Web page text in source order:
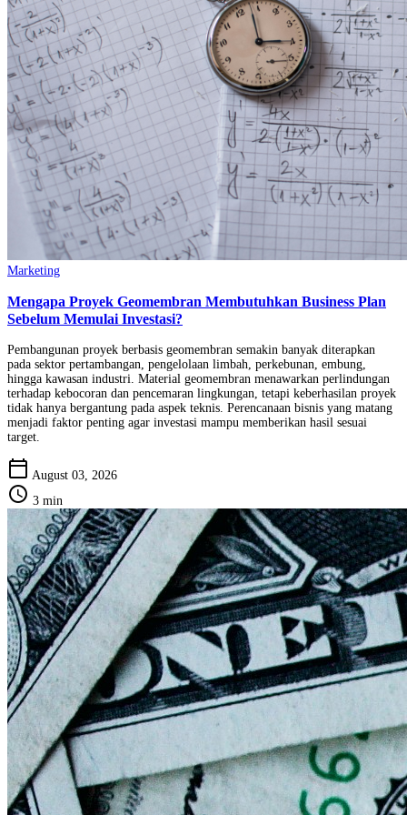
Marketing
Mengapa Proyek Geomembran Membutuhkan Business Plan
Sebelum Memulai Investasi?
Pembangunan proyek berbasis geomembran semakin banyak diterapkan
pada sektor pertambangan, pengelolaan limbah, perkebunan, embung,
hingga kawasan industri. Material geomembran menawarkan perlindungan
terhadap kebocoran dan pencemaran lingkungan, tetapi keberhasilan proyek
tidak hanya bergantung pada aspek teknis. Perencanaan bisnis yang matang
menjadi faktor penting agar investasi mampu memberikan hasil sesuai
target.
calendar_today August 03, 2026
schedule 3 min